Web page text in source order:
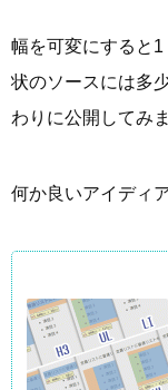
幅を可変にすると
状のソースには多
わりに公開してみ
何か良いアイディ